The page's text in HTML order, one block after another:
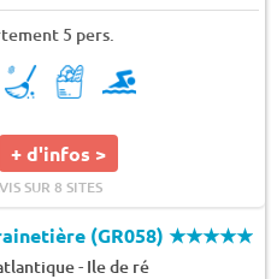
5 pers.
+ d'infos >
SUR 8 SITES
(GR058)★★★★★
- Ile de ré